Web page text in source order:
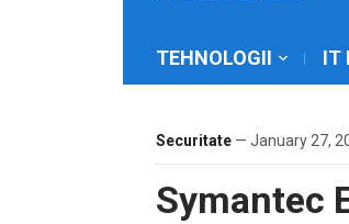
TEHNOLOGII IT
Securitate — January 27,
Symantec